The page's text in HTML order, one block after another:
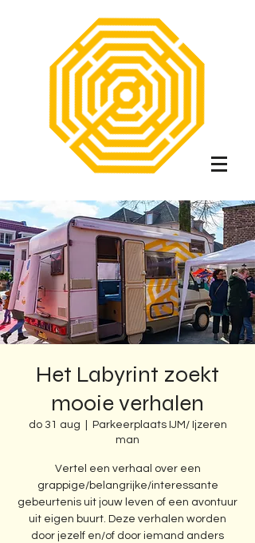
Het Labyrint zoekt
mooie verhalen
do 31 aug
Parkeerplaats IJM/ Ijzeren
man
Vertel een verhaal over een
grappige/belangrijke/interessante
gebeurtenis uit jouw leven of een avontuur
uit eigen buurt. Deze verhalen worden
door jezelf en/of door iemand anders